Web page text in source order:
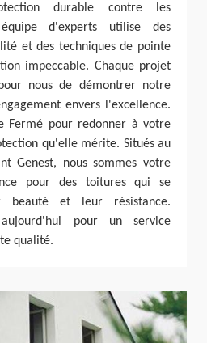
durable contre les
d'experts utilise des
et des techniques de pointe
impeccable. Chaque projet
nous de démontrer notre
envers l'excellence.
Fermé pour redonner à votre
qu'elle mérite. Situés au
Genest, nous sommes votre
pour des toitures qui se
beauté et leur résistance.
aujourd'hui pour un service
qualité.